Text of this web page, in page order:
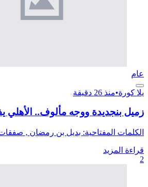
عام
يلا كورة•منذ 26 دقيقة
زميل بنجديدة ووجه مألوف.. الأهلي
الكلمات المفتاحية: بديل بن رمضان ,
قراءة المزيد
2